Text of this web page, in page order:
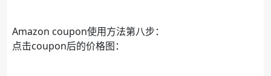
Amazon coupon使用方法第八步：
点击coupon后的价格图：